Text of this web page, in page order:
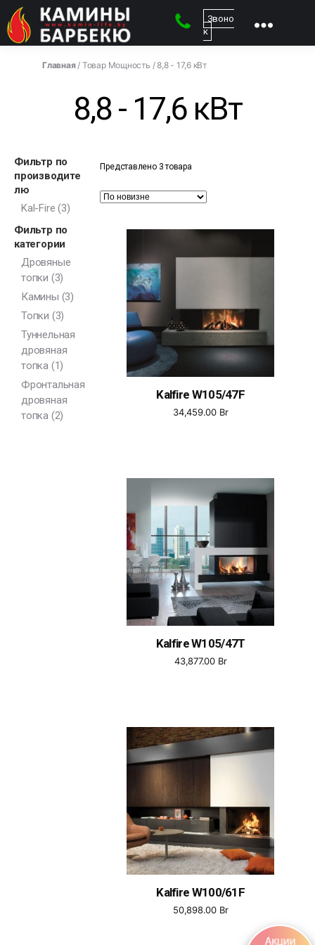
Звоно
к
Главная/ Товар Мощность / 8,8 - 17,6 кВт
8,8 - 17,6 кВт
Фильтр по
производите
лю
Kal-Fire (3)
Фильтр по
категории
Дровяные
топки (3)
Камины (3)
Топки (3)
Туннельная
дровяная
топка (1)
Фронтальная
дровяная
топка (2)
Представлено 3 товара
Kalfire W105/47F
34,459.00 Br
Kalfire W105/47T
43,877.00 Br
Kalfire W100/61F
50,898.00 Br